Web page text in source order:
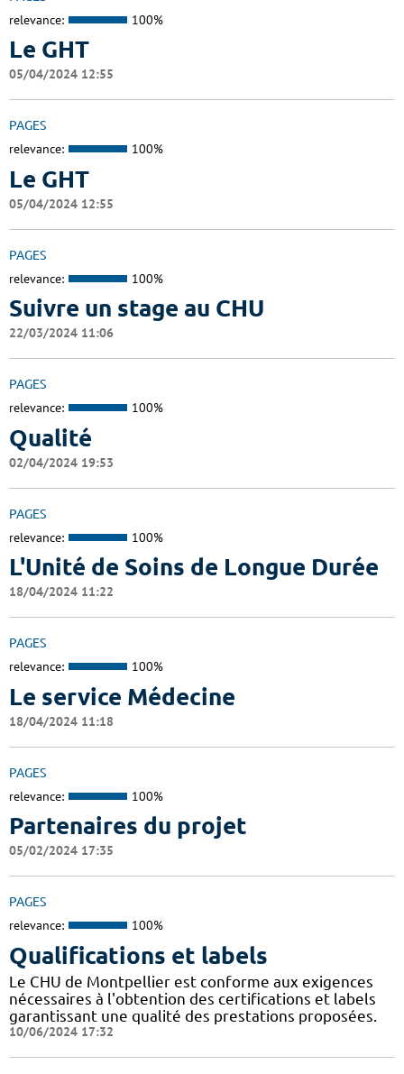
relevance: 100%
Le GHT
05/04/2024 12:55
PAGES
relevance: 100%
Le GHT
05/04/2024 12:55
PAGES
relevance: 100%
Suivre un stage au CHU
22/03/2024 11:06
PAGES
relevance: 100%
Qualité
02/04/2024 19:53
PAGES
relevance: 100%
L'Unité de Soins de Longue Durée
18/04/2024 11:22
PAGES
relevance: 100%
Le service Médecine
18/04/2024 11:18
PAGES
relevance: 100%
Partenaires du projet
05/02/2024 17:35
PAGES
relevance: 100%
Qualifications et labels
Le CHU de Montpellier est conforme aux exigences
nécessaires à l'obtention des certifications et labels
garantissant une qualité des prestations proposées.
10/06/2024 17:32